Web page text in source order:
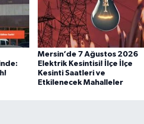
Mersin’de 7 Ağustos 2026
Elektrik Kesintisi! İlçe İlçe
Kesinti Saatleri ve
Etkilenecek Mahalleler